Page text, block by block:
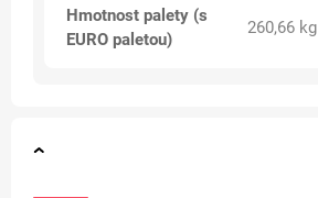
Hmotnost palety (s
EURO paletou)
260,66 kg